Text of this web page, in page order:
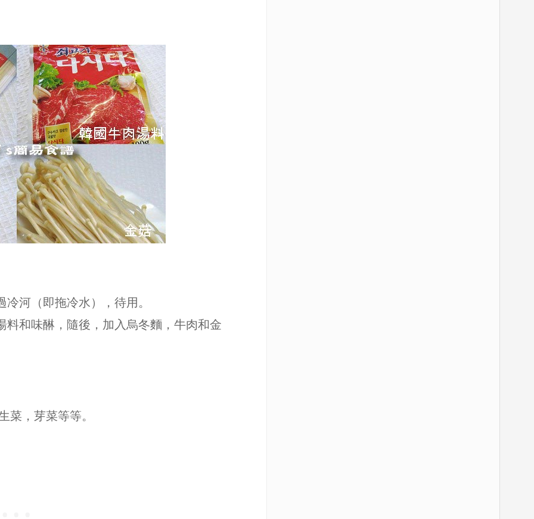
河（即拖冷水），待用。
和味醂，隨後，加入烏冬麵，牛肉和金
，芽菜等等。